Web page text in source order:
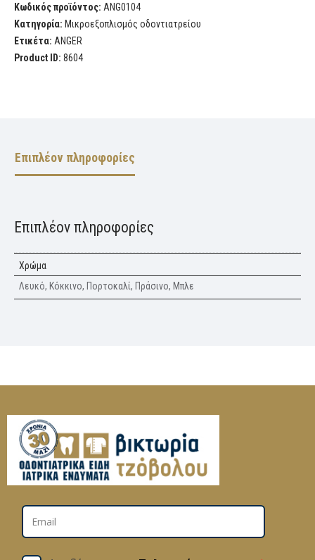
Κωδικός προϊόντος: ANG0104
Κατηγορία: Μικροεξοπλισμός οδοντιατρείου
Ετικέτα: ANGER
Product ID: 8604
Επιπλέον πληροφορίες
Επιπλέον πληροφορίες
Χρώμα
Λευκό, Κόκκινο, Πορτοκαλί, Πράσινο, Μπλε